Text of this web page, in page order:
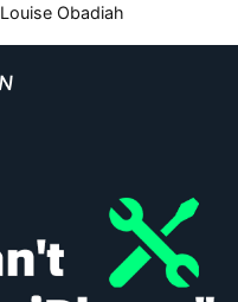
Louise Obadiah